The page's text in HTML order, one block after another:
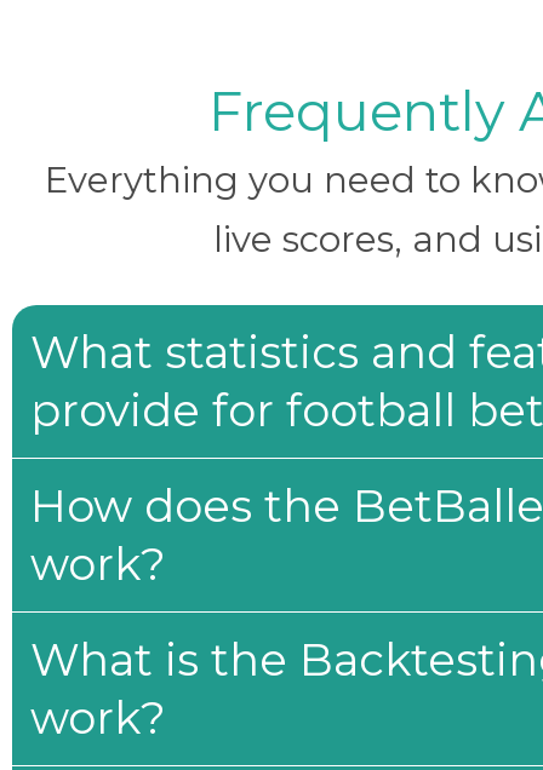
Frequently
Everything you need to
live scores, and
What statistics and
provide for football
How does the
work?
What is the
work?